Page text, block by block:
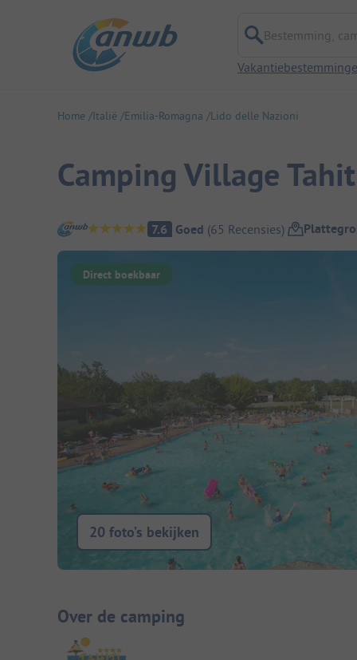
Bestemming,
Home Italië Emilia-Romagna Lido delle Nazioni
Camping Village
Camping overzicht
7.6 Goed (65 Recensies)
Direct boekbaar
20 foto’s bekijken
Camping introductie
Over de camping